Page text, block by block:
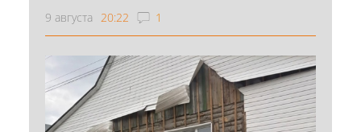
9 августа 20:22 1